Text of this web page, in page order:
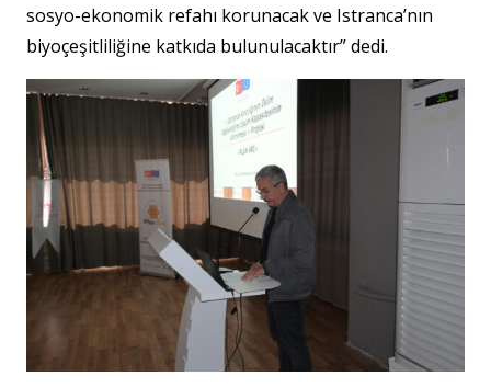
sosyo-ekonomik refahı korunacak ve Istranca’nın
biyoçeşitliliğine katkıda bulunulacaktır” dedi.